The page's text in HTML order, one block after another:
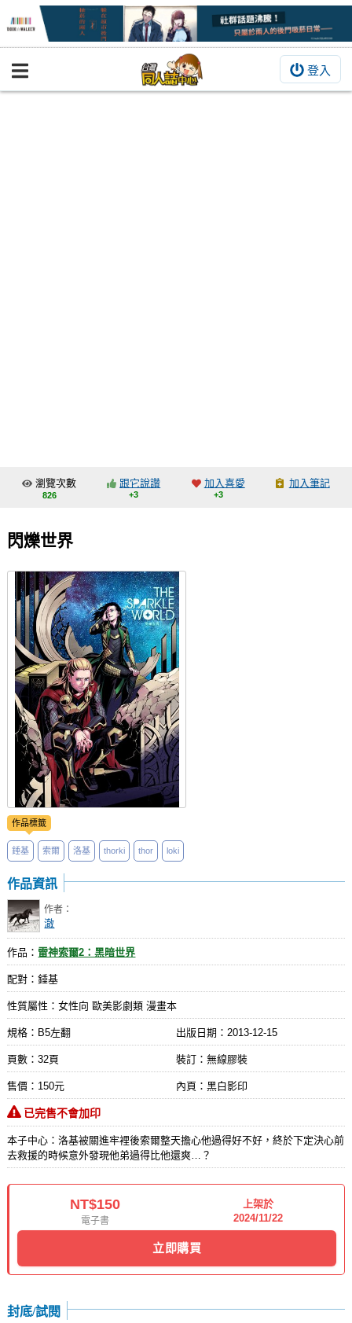
登入
BOOKY書集倉庫
交流中心
會員功能選單
會員中心
註冊會員
登入
瀏覽次數
826
跟它說讚
+3
加入喜愛
+3
加入筆記
閃爍世界
作品標籤
錘基 索爾 洛基 thorki thor loki
作品資訊
作者：
澈
作品： 雷神索爾2：黑暗世界
配對：錘基
性質屬性：女性向 歐美影劇類 漫畫本
規格：B5左翻 出版日期： 2013-12-15
頁數：32頁 裝訂：無線膠裝
售價：150元 內頁：黑白影印
已完售不會加印
本子中心：洛基被關進牢裡後索爾整天擔心他過得好不好，終於下定決心前
去救援的時候意外發現他弟過得比他還爽…？
NT$150
電子書
上架於
2024/11/22
立即購買
封底/試閱